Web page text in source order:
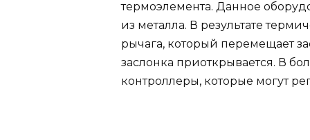
термоэлемента. Данное
из металла. В результате
рычага, который перемещает
заслонка приоткрывается. В
контроллеры, которые могут